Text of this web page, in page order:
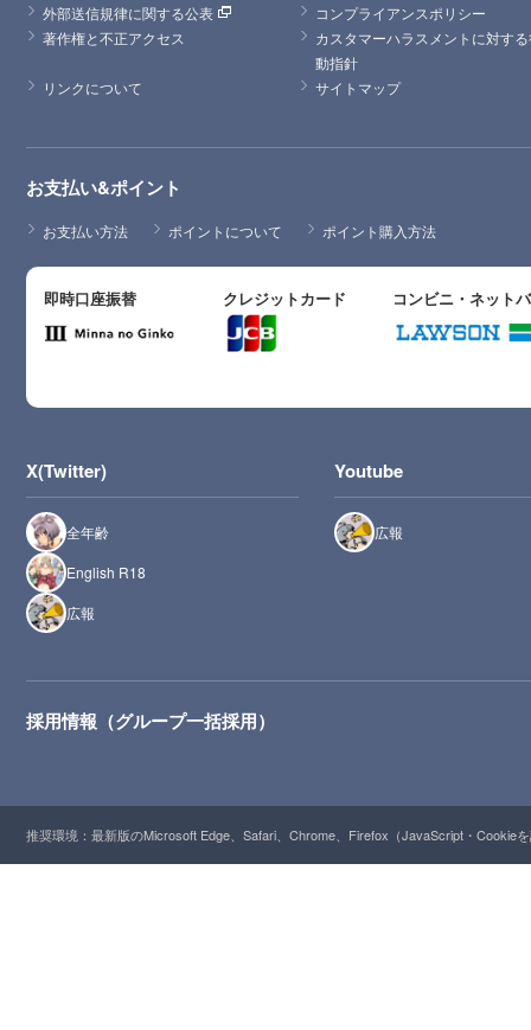
外部送信規律に関する公表
コンプライアンスポリシー
著作権と不正アクセス
カスタマーハラスメントに対す
動指針
リンクについて
サイトマップ
お支払い&ポイント
お支払い方法 ポイントについて ポイント購入方法
即時口座振替 クレジットカード コンビニ・ネット
X(Twitter)
全年齢
English R18
広報
Youtube
広報
採用情報（グループ一括採用）
推奨環境：最新版のMicrosoft Edge、Safari、Chrome、Firefox（JavaScript・Cookie